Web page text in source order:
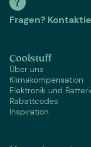
Fragen?
Coolstuff
Über uns
Klimakompensation
Elektronik und
Rabattcodes
Inspiration